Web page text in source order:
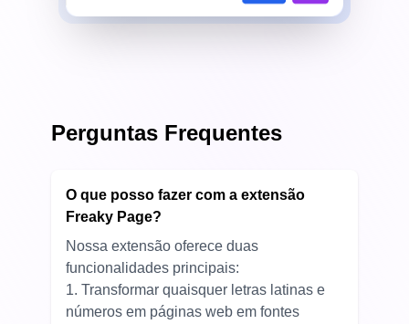
Perguntas Frequentes
O que posso fazer com a extensão
Freaky Page?
Nossa extensão oferece duas
funcionalidades principais:
1. Transformar quaisquer letras latinas e
números em páginas web em fontes